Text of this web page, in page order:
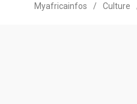
Myafricainfos / Culture